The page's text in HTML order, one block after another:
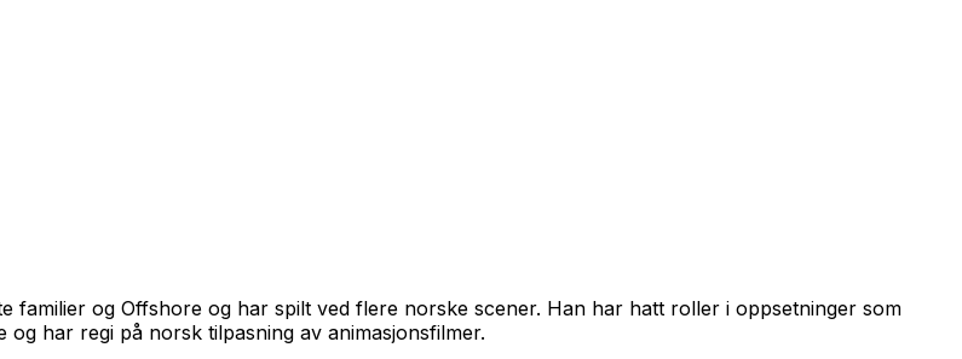
familier og Offshore og har spilt ved flere norske scener. Han har hatt roller i oppsetninger som
har regi på norsk tilpasning av animasjonsfilmer.